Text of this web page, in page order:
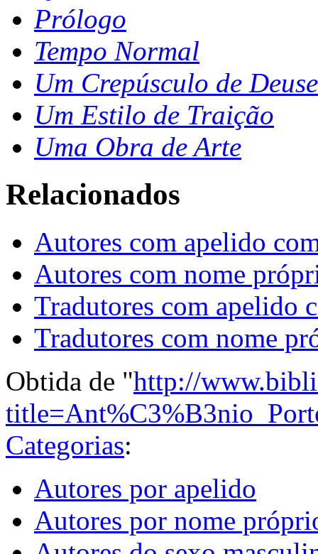
Prólogo
Tempo Normal
Um Crepúsculo de
Um Estilo de Traição
Uma Obra de Arte
Relacionados
Autores com apelido
Autores com nome
Tradutores com apelido
Tradutores com nome
Obtida de "http://
Categorias:
Autores por apelido
Autores por nome